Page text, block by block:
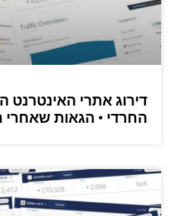
דירוג אתרי האינטרנט
החרדי • הגאות